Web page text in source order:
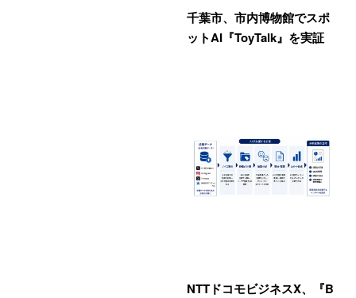
千葉市、市内博物館でスポ
ットAI『ToyTalk』を実証
NTTドコモビジネスX、『B